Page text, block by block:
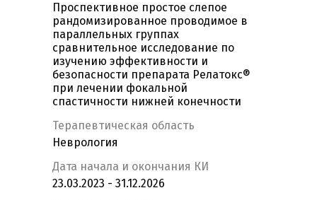
Проспективное простое слепое
рандомизированное проводимое в
параллельных группах
сравнительное исследование по
изучению эффективности и
безопасности препарата Релатокс®
при лечении фокальной
спастичности нижней конечности
Терапевтическая область
Неврология
Дата начала и окончания КИ
23.03.2023 - 31.12.2026